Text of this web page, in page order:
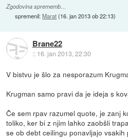
Zgodovina sprememb…
spremenil:Marat(16. jan 2013 ob 22:13)
Brane22
:: 16. jan 2013, 22:30
V bistvu je šlo za nesporazum
Krugman samo pravi da je ideja s
Če sem rpav razumel quote, je zanj
toliko, ker bi z njim lahko zaobšli
se ob debt ceilingu ponavljajo vsakih